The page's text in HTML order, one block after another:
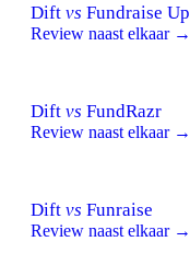
Dift vs Fundraise Up
Review naast elkaar →
Dift vs FundRazr
Review naast elkaar →
Dift vs Funraise
Review naast elkaar →